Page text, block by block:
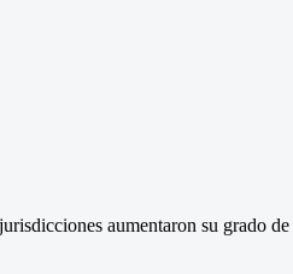
aumentaron su grado